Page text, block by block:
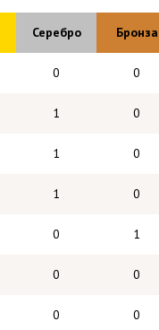
Серебро Бронза
0 0
1 0
1
0
1 0
0 1
0
0
0 0